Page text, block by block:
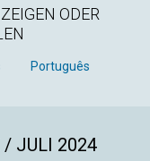
ODER
Português
/ JULI 2024